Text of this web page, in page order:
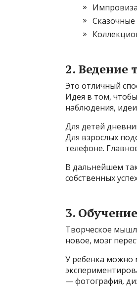
2. Ведение
Это отличный
Идея в том,
наблюдения,
Для детей
Для взрослых
телефоне.
В дальнейшем
собственных
3.
Творческое
новое, мозг
У ребенка можно
— фотография,